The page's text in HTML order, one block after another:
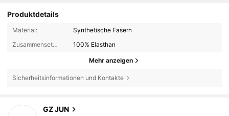
Produktdetails
Material:
Synthetische Fasern
Zusammensetzung:
100% Elasthan
Mehr anzeigen
Sicherheitsinformationen und Kontakte
GZ JUN